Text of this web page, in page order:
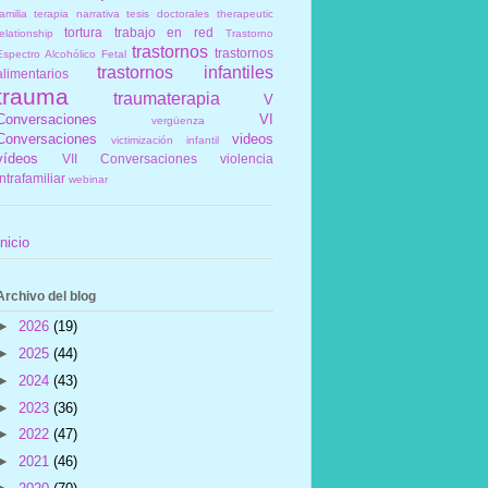
terapia narrativa tesis doctorales
therapeutic
tortura trabajo en red
Trastorno
Alcohólico Fetal trastornos trastornos
trastornos infantiles
traumaterapia
V
vergüenza
VI
victimización infantil
videos
VII Conversaciones
violencia
webinar
del blog
2026 (19)
2025 (44)
2024 (43)
2023 (36)
2022 (47)
2021 (46)